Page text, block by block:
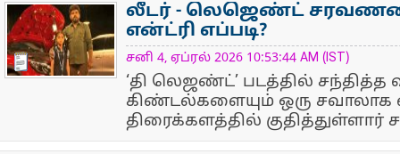
NewsIcon
லீடர் - லெஜெண்ட்
என்ட்ரி எப்படி?
சனி 4, ஏப்ரல் 2026 10:53:44 AM (IST)
‘தி லெஜண்ட்’ படத்தில்
கிண்டல்களையும் ஒரு சவாலாக
திரைக்களத்தில்